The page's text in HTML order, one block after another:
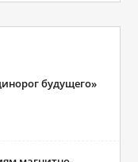
будущего»